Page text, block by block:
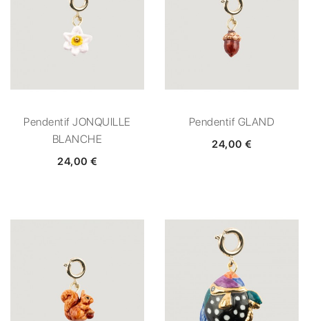
Pendentif JONQUILLE
BLANCHE
24,00 €
Pendentif GLAND
24,00 €